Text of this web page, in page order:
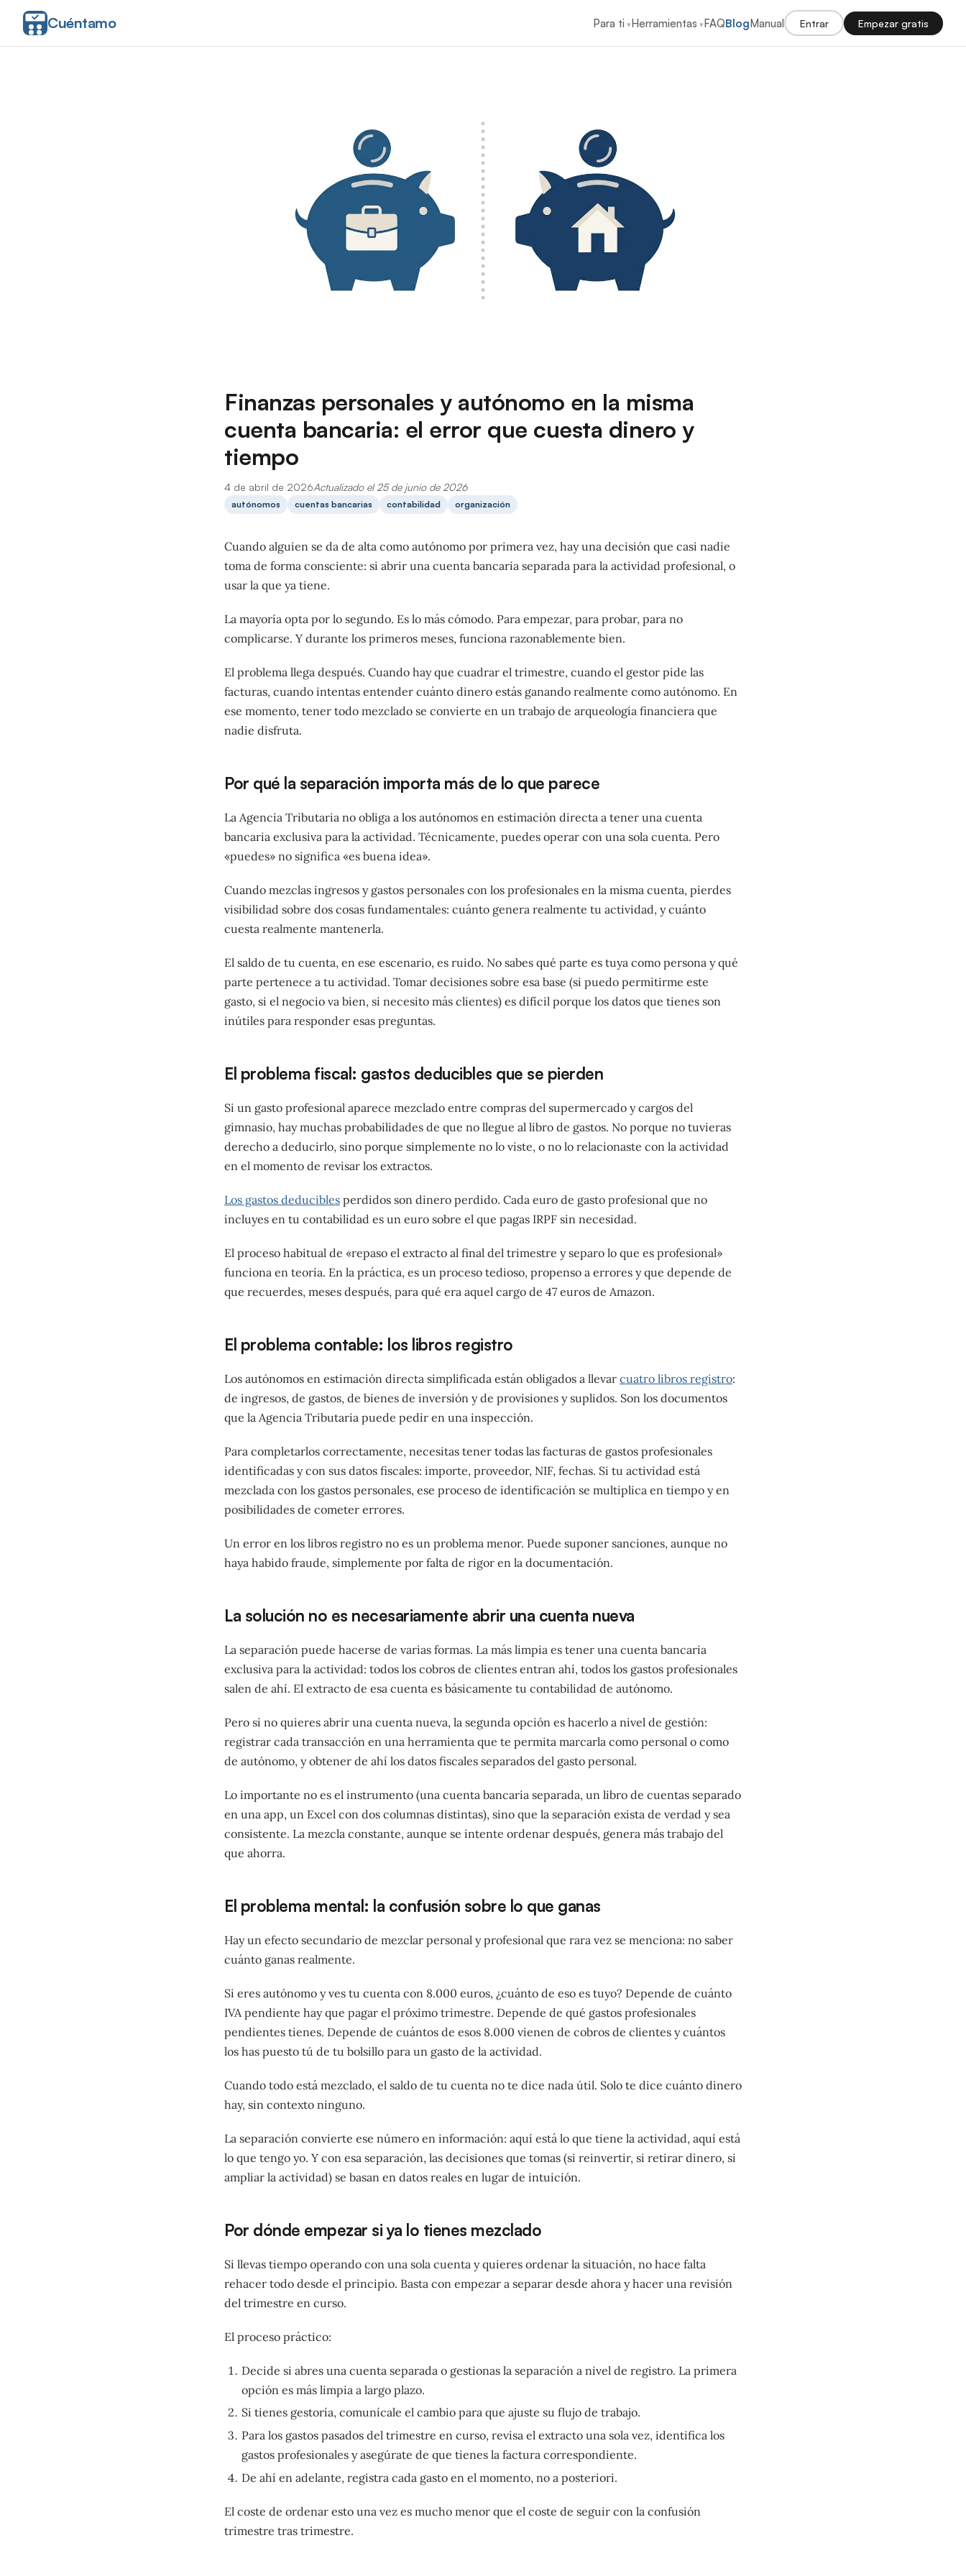
Cuéntamo Para ti Herramientas FAQBlogManual Entrar Empezar gratis
Finanzas personales y autónomo en la misma
cuenta bancaria: el error que cuesta dinero y
tiempo
4 de abril de 2026Actualizado el 25 de junio de 2026
autónomos cuentas bancarias contabilidad organización
Cuando alguien se da de alta como autónomo por primera vez, hay una decisión que casi nadie
toma de forma consciente: si abrir una cuenta bancaria separada para la actividad profesional, o
usar la que ya tiene.
La mayoría opta por lo segundo. Es lo más cómodo. Para empezar, para probar, para no
complicarse. Y durante los primeros meses, funciona razonablemente bien.
El problema llega después. Cuando hay que cuadrar el trimestre, cuando el gestor pide las
facturas, cuando intentas entender cuánto dinero estás ganando realmente como autónomo. En
ese momento, tener todo mezclado se convierte en un trabajo de arqueología financiera que
nadie disfruta.
Por qué la separación importa más de lo que parece
La Agencia Tributaria no obliga a los autónomos en estimación directa a tener una cuenta
bancaria exclusiva para la actividad. Técnicamente, puedes operar con una sola cuenta. Pero
«puedes» no significa «es buena idea».
Cuando mezclas ingresos y gastos personales con los profesionales en la misma cuenta, pierdes
visibilidad sobre dos cosas fundamentales: cuánto genera realmente tu actividad, y cuánto
cuesta realmente mantenerla.
El saldo de tu cuenta, en ese escenario, es ruido. No sabes qué parte es tuya como persona y qué
parte pertenece a tu actividad. Tomar decisiones sobre esa base (si puedo permitirme este
gasto, si el negocio va bien, si necesito más clientes) es difícil porque los datos que tienes son
inútiles para responder esas preguntas.
El problema fiscal: gastos deducibles que se pierden
Si un gasto profesional aparece mezclado entre compras del supermercado y cargos del
gimnasio, hay muchas probabilidades de que no llegue al libro de gastos. No porque no tuvieras
derecho a deducirlo, sino porque simplemente no lo viste, o no lo relacionaste con la actividad
en el momento de revisar los extractos.
Los gastos deducibles perdidos son dinero perdido. Cada euro de gasto profesional que no
incluyes en tu contabilidad es un euro sobre el que pagas IRPF sin necesidad.
El proceso habitual de «repaso el extracto al final del trimestre y separo lo que es profesional»
funciona en teoría. En la práctica, es un proceso tedioso, propenso a errores y que depende de
que recuerdes, meses después, para qué era aquel cargo de 47 euros de Amazon.
El problema contable: los libros registro
Los autónomos en estimación directa simplificada están obligados a llevar cuatro libros registro:
de ingresos, de gastos, de bienes de inversión y de provisiones y suplidos. Son los documentos
que la Agencia Tributaria puede pedir en una inspección.
Para completarlos correctamente, necesitas tener todas las facturas de gastos profesionales
identificadas y con sus datos fiscales: importe, proveedor, NIF, fechas. Si tu actividad está
mezclada con los gastos personales, ese proceso de identificación se multiplica en tiempo y en
posibilidades de cometer errores.
Un error en los libros registro no es un problema menor. Puede suponer sanciones, aunque no
haya habido fraude, simplemente por falta de rigor en la documentación.
La solución no es necesariamente abrir una cuenta nueva
La separación puede hacerse de varias formas. La más limpia es tener una cuenta bancaria
exclusiva para la actividad: todos los cobros de clientes entran ahí, todos los gastos profesionales
salen de ahí. El extracto de esa cuenta es básicamente tu contabilidad de autónomo.
Pero si no quieres abrir una cuenta nueva, la segunda opción es hacerlo a nivel de gestión:
registrar cada transacción en una herramienta que te permita marcarla como personal o como
de autónomo, y obtener de ahí los datos fiscales separados del gasto personal.
Lo importante no es el instrumento (una cuenta bancaria separada, un libro de cuentas separado
en una app, un Excel con dos columnas distintas), sino que la separación exista de verdad y sea
consistente. La mezcla constante, aunque se intente ordenar después, genera más trabajo del
que ahorra.
El problema mental: la confusión sobre lo que ganas
Hay un efecto secundario de mezclar personal y profesional que rara vez se menciona: no saber
cuánto ganas realmente.
Si eres autónomo y ves tu cuenta con 8.000 euros, ¿cuánto de eso es tuyo? Depende de cuánto
IVA pendiente hay que pagar el próximo trimestre. Depende de qué gastos profesionales
pendientes tienes. Depende de cuántos de esos 8.000 vienen de cobros de clientes y cuántos
los has puesto tú de tu bolsillo para un gasto de la actividad.
Cuando todo está mezclado, el saldo de tu cuenta no te dice nada útil. Solo te dice cuánto dinero
hay, sin contexto ninguno.
La separación convierte ese número en información: aquí está lo que tiene la actividad, aquí está
lo que tengo yo. Y con esa separación, las decisiones que tomas (si reinvertir, si retirar dinero, si
ampliar la actividad) se basan en datos reales en lugar de intuición.
Por dónde empezar si ya lo tienes mezclado
Si llevas tiempo operando con una sola cuenta y quieres ordenar la situación, no hace falta
rehacer todo desde el principio. Basta con empezar a separar desde ahora y hacer una revisión
del trimestre en curso.
El proceso práctico:
Decide si abres una cuenta separada o gestionas la separación a nivel de registro. La primera
opción es más limpia a largo plazo.
Si tienes gestoría, comunícale el cambio para que ajuste su flujo de trabajo.
Para los gastos pasados del trimestre en curso, revisa el extracto una sola vez, identifica los
gastos profesionales y asegúrate de que tienes la factura correspondiente.
De ahí en adelante, registra cada gasto en el momento, no a posteriori.
El coste de ordenar esto una vez es mucho menor que el coste de seguir con la confusión
trimestre tras trimestre.